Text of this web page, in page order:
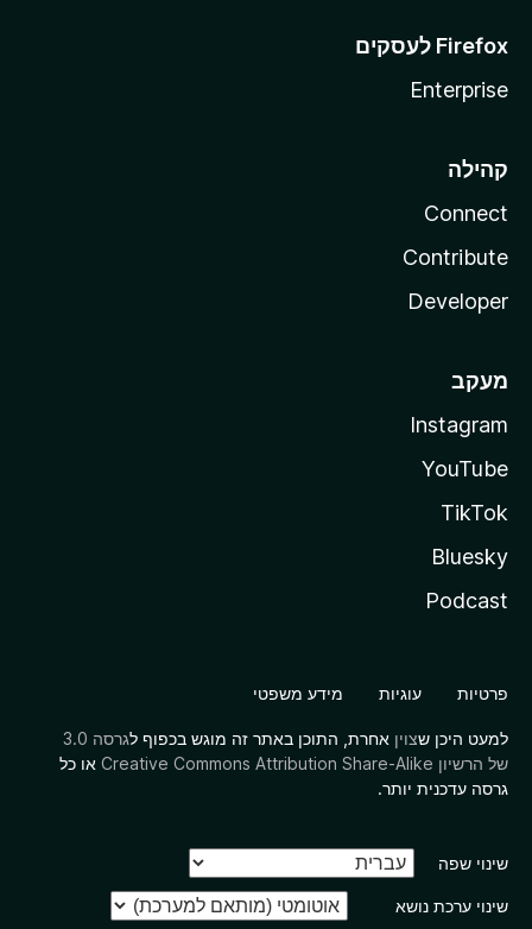
Enterprise
קהילה
Connect
Contribute
Developer
מעקב
Instagram
YouTube
TikTok
Bluesky
Podcast
פרטיות עוגיות מידע משפטי
למעט היכן שצוין אחרת, התוכן באתר זה מוגש בכפוף ל
גרסה 3.0
של הרשיון Creative Commons Attribution Share-Alike
או כל
גרסה עדכנית יותר.
שינוי שפה
שינוי ערכת נושא